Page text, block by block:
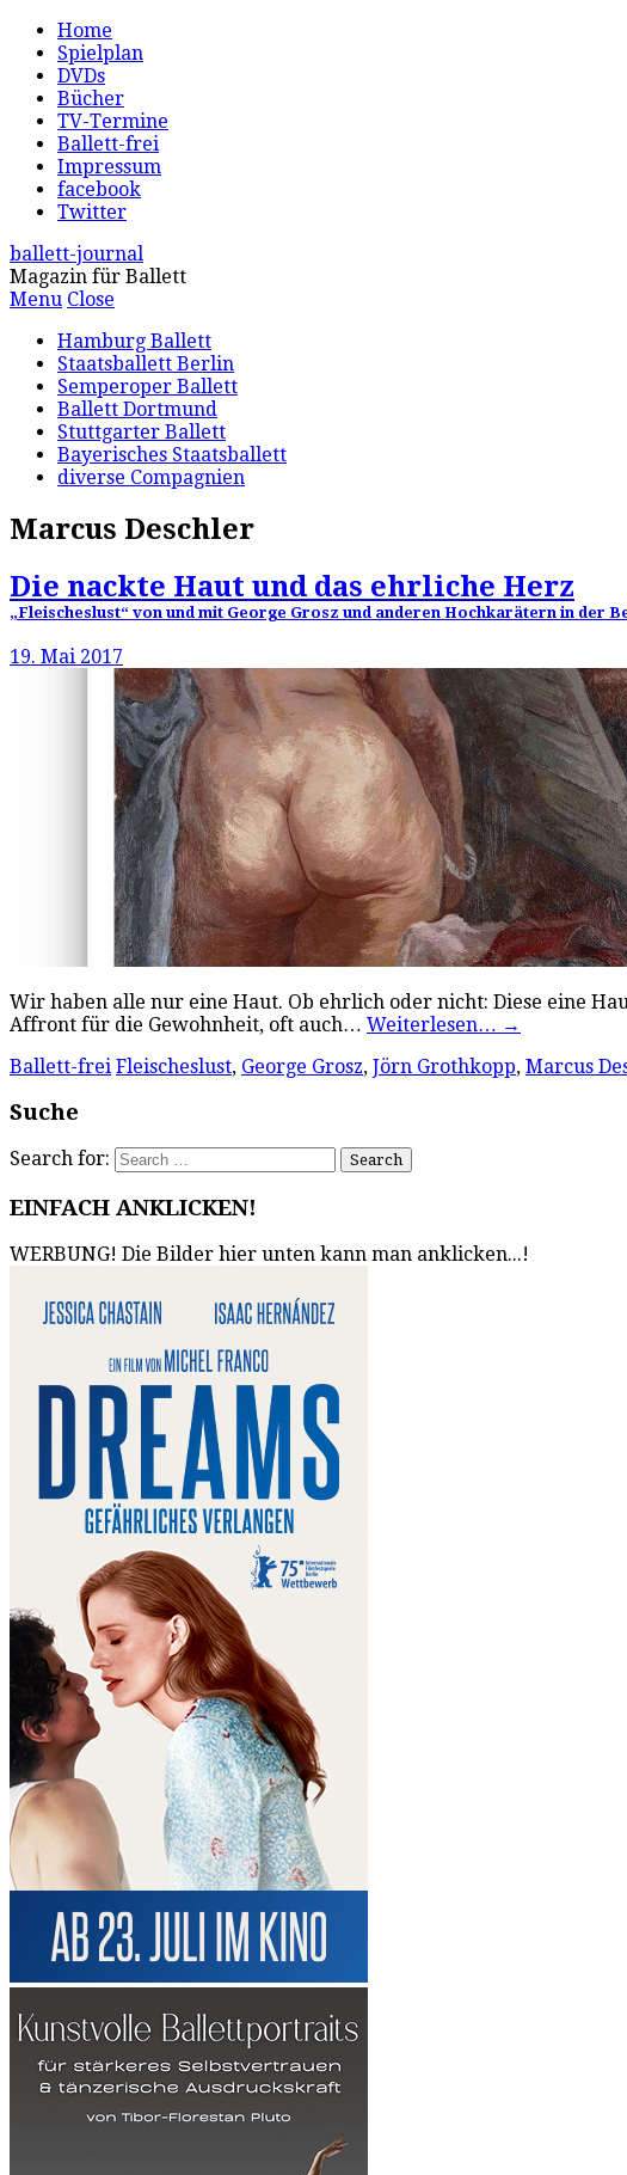
Home
Spielplan
DVDs
Bücher
TV-Termine
Ballett-frei
Impressum
facebook
Twitter
ballett-journal
Magazin für Ballett
Menu Close
Hamburg Ballett
Staatsballett Berlin
Semperoper Ballett
Ballett Dortmund
Stuttgarter Ballett
Bayerisches Staatsballett
diverse Compagnien
Marcus Deschler
Die nackte Haut und das ehrliche Herz
„Fleischeslust“ von und mit George Grosz und anderen Hochkarätern in der
19. Mai 2017
Wir haben alle nur eine Haut. Ob ehrlich oder nicht: Diese eine
Affront für die Gewohnheit, oft auch… Weiterlesen… →
Ballett-frei Fleischeslust, George Grosz, Jörn Grothkopp, Marcus
Suche
Search for:
EINFACH ANKLICKEN!
WERBUNG! Die Bilder hier unten kann man anklicken...!